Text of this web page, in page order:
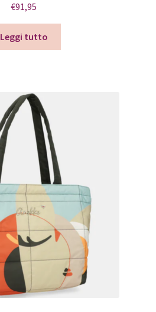
€91,95
Leggi tutto